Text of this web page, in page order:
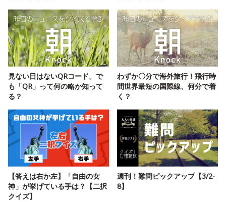
見ない日はないQRコード。で
も「QR」って何の略か知って
る？
わずか〇分で海外旅行！飛行時
間世界最短の国際線、何分で着
く？
【答えは右か左】「自由の女
神」が挙げている手は？【二択
クイズ】
週刊！難問ピックアップ【3/2-
8】